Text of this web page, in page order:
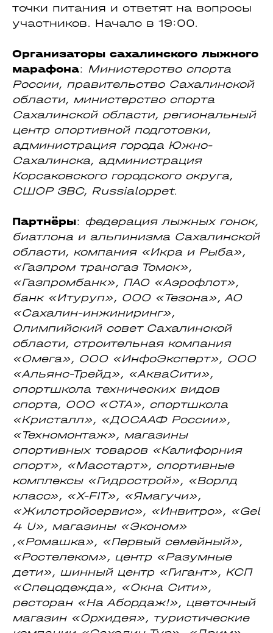
точки питания и ответят на вопросы
участников. Начало в 19:00.
Организаторы сахалинского лыжного
марафона: Министерство спорта
России, правительство Сахалинской
области, министерство спорта
Сахалинской области, региональный
центр спортивной подготовки,
администрация города Южно-
Сахалинска, администрация
Корсаковского городского округа,
СШОР ЗВС, Russialoppet.
Партнёры: федерация лыжных гонок,
биатлона и альпинизма Сахалинской
области, компания «Икра и Рыба»,
«Газпром трансгаз Томск»,
«Газпромбанк», ПАО «Аэрофлот»,
банк «Итуруп», ООО «Тезона», АО
«Сахалин-инжиниринг»,
Олимпийский совет Сахалинской
области, строительная компания
«Омега», ООО «ИнфоЭксперт», ООО
«Альянс-Трейд», «АкваСити»,
спортшкола технических видов
спорта, ООО «СТА», спортшкола
«Кристалл», «ДОСААФ России»,
«Техномонтаж», магазины
спортивных товаров «Калифорния
спорт», «Масстарт», спортивные
комплексы «Гидрострой», «Ворлд
класс», «Х-FIT», «Ямагучи»,
«Жилстройсервис», «Инвитро», «Gel
4 U», магазины «Эконом»
,«Ромашка», «Первый семейный»,
«Ростелеком», центр «Разумные
дети», шинный центр «Гигант», КСП
«Спецодежда», «Окна Сити»,
ресторан «На Абордаж!», цветочный
магазин «Орхидея», туристические